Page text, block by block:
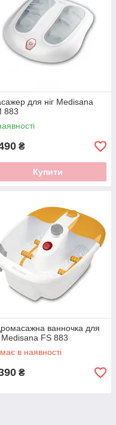
для ніг Medisana
883
₴
Купити
ванночка для
Medisana FS 883
в наявності
₴